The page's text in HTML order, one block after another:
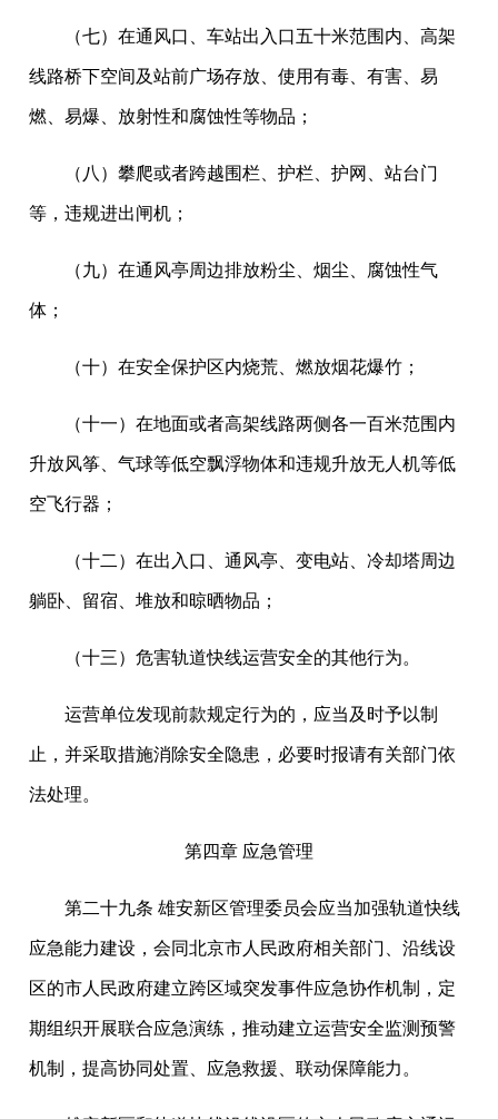
（七）在通风口、车站出入口五十米范围内、高架
线路桥下空间及站前广场存放、使用有毒、有害、易
燃、易爆、放射性和腐蚀性等物品；
（八）攀爬或者跨越围栏、护栏、护网、站台门
等，违规进出闸机；
（九）在通风亭周边排放粉尘、烟尘、腐蚀性气
体；
（十）在安全保护区内烧荒、燃放烟花爆竹；
（十一）在地面或者高架线路两侧各一百米范围内
升放风筝、气球等低空飘浮物体和违规升放无人机等低
空飞行器；
（十二）在出入口、通风亭、变电站、冷却塔周边
躺卧、留宿、堆放和晾晒物品；
（十三）危害轨道快线运营安全的其他行为。
运营单位发现前款规定行为的，应当及时予以制
止，并采取措施消除安全隐患，必要时报请有关部门依
法处理。
第四章 应急管理
第二十九条 雄安新区管理委员会应当加强轨道快线
应急能力建设，会同北京市人民政府相关部门、沿线设
区的市人民政府建立跨区域突发事件应急协作机制，定
期组织开展联合应急演练，推动建立运营安全监测预警
机制，提高协同处置、应急救援、联动保障能力。